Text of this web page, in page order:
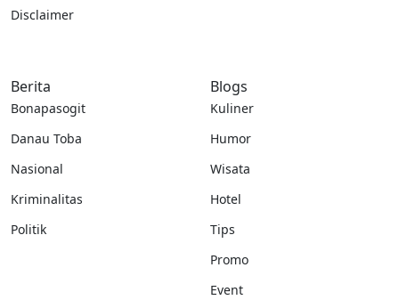
Disclaimer
Berita
Bonapasogit
Danau Toba
Nasional
Kriminalitas
Politik
Blogs
Kuliner
Humor
Wisata
Hotel
Tips
Promo
Event